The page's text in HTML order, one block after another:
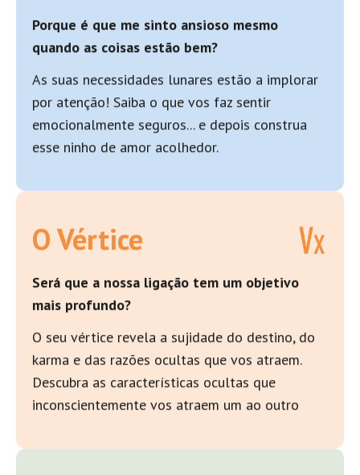
Porque é que me sinto ansioso mesmo
quando as coisas estão bem?
As suas necessidades lunares estão a implorar
por atenção! Saiba o que vos faz sentir
emocionalmente seguros... e depois construa
esse ninho de amor acolhedor.
O Vértice
Será que a nossa ligação tem um objetivo
mais profundo?
O seu vértice revela a sujidade do destino, do
karma e das razões ocultas que vos atraem.
Descubra as características ocultas que
inconscientemente vos atraem um ao outro